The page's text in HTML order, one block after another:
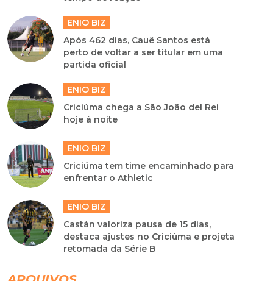
ENIO BIZ
Após 462 dias, Cauê Santos está
perto de voltar a ser titular em uma
partida oficial
ENIO BIZ
Criciúma chega a São João del Rei
hoje à noite
ENIO BIZ
Criciúma tem time encaminhado para
enfrentar o Athletic
ENIO BIZ
Castán valoriza pausa de 15 dias,
destaca ajustes no Criciúma e projeta
retomada da Série B